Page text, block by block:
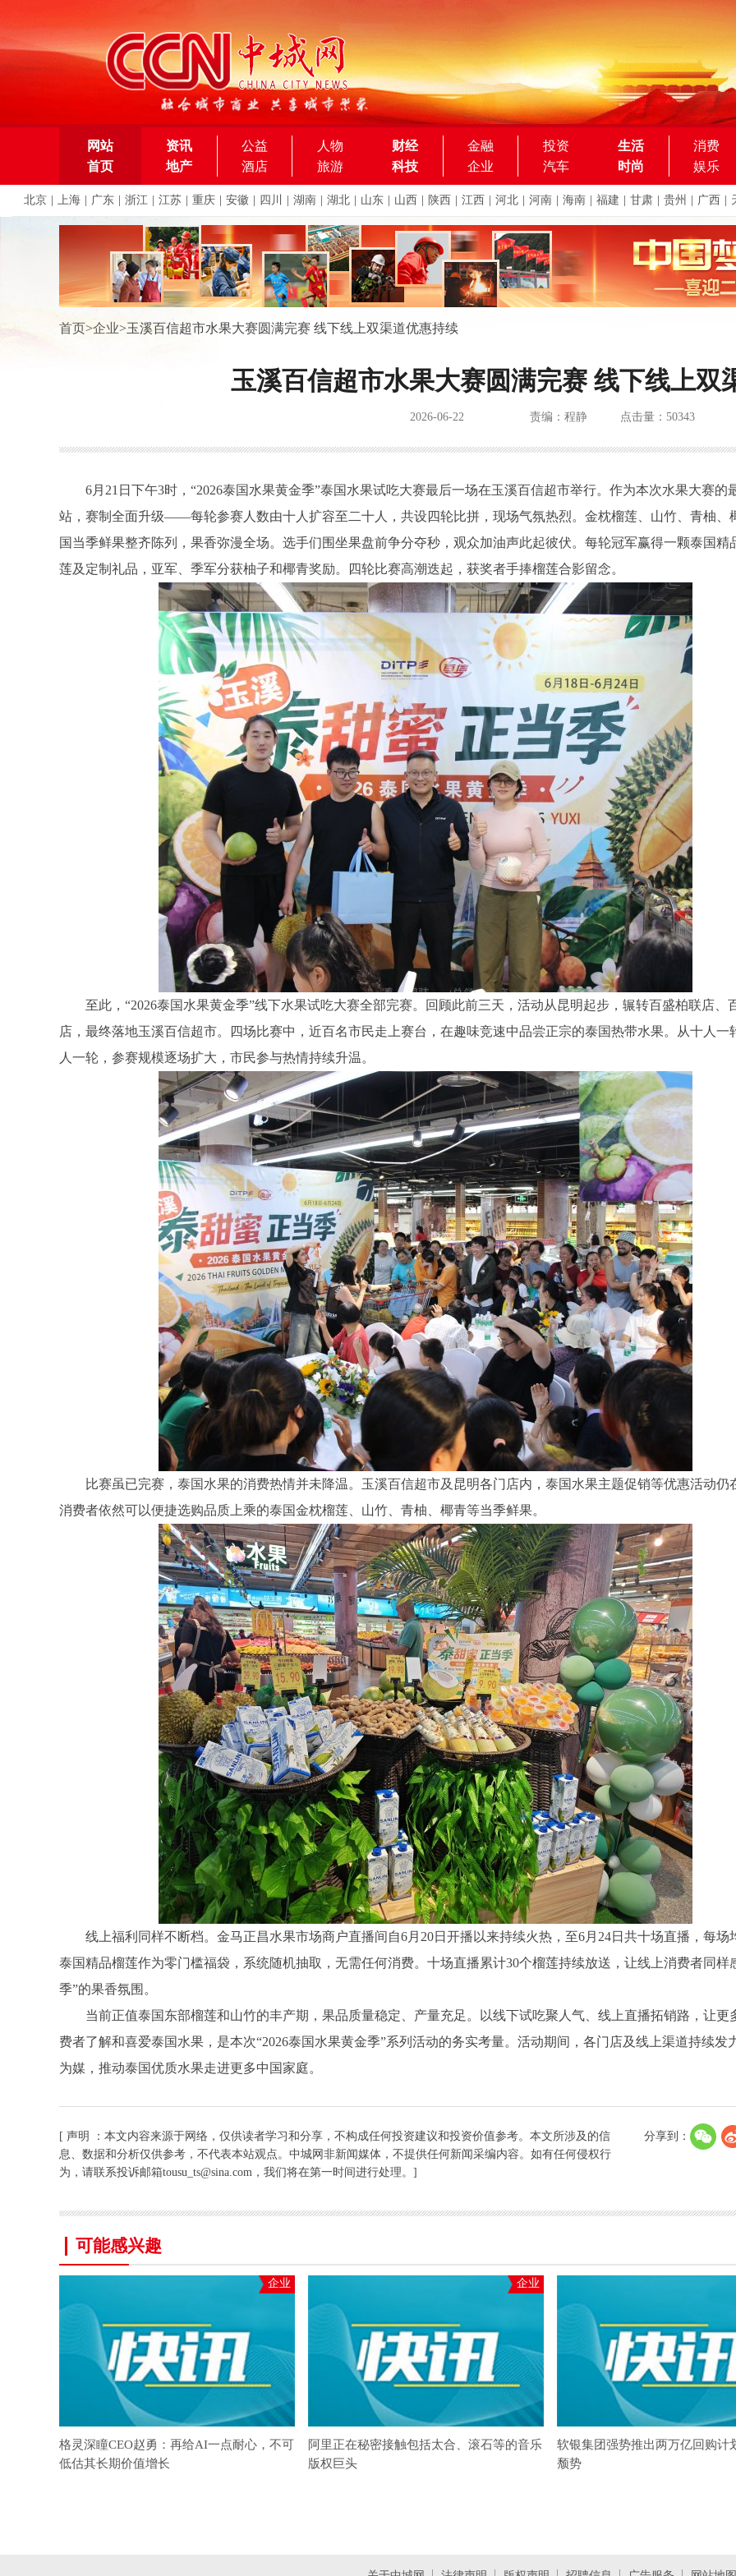
网站
首页
资讯 公益 人物 财经 金融 投资 生活
消费
地产
酒店 旅游 科技 企业 汽车 时尚 娱乐
北京 上海 广东 浙江 江苏 重庆 安徽 四川 湖南 湖北 山东 山西 陕西 江西 河北 河南 海南 福建 甘肃 贵州 广西
首页>企业>玉溪百信超市水果大赛圆满完赛 线下线上双渠道优惠持续
玉溪百信超市水果大赛圆满完赛 线下线上双
2026-06-22 责编：程静 点击量：50343
6月21日下午3时，“2026泰国水果黄金季”泰国水果试吃大赛最后一场在玉溪百信超市举行。作为本次水果大赛的
站，赛制全面升级——每轮参赛人数由十人扩容至二十人，共设四轮比拼，现场气氛热烈。金枕榴莲、山竹、青柚、
国当季鲜果整齐陈列，果香弥漫全场。选手们围坐果盘前争分夺秒，观众加油声此起彼伏。每轮冠军赢得一颗泰国精
莲及定制礼品，亚军、季军分获柚子和椰青奖励。四轮比赛高潮迭起，获奖者手捧榴莲合影留念。
至此，“2026泰国水果黄金季”线下水果试吃大赛全部完赛。回顾此前三天，活动从昆明起步，辗转百盛柏联店、
店，最终落地玉溪百信超市。四场比赛中，近百名市民走上赛台，在趣味竞速中品尝正宗的泰国热带水果。从十人一
人一轮，参赛规模逐场扩大，市民参与热情持续升温。
比赛虽已完赛，泰国水果的消费热情并未降温。玉溪百信超市及昆明各门店内，泰国水果主题促销等优惠活动仍
消费者依然可以便捷选购品质上乘的泰国金枕榴莲、山竹、青柚、椰青等当季鲜果。
线上福利同样不断档。金马正昌水果市场商户直播间自6月20日开播以来持续火热，至6月24日共十场直播，每场
泰国精品榴莲作为零门槛福袋，系统随机抽取，无需任何消费。十场直播累计30个榴莲持续放送，让线上消费者同样
季”的果香氛围。
当前正值泰国东部榴莲和山竹的丰产期，果品质量稳定、产量充足。以线下试吃聚人气、线上直播拓销路，让更
费者了解和喜爱泰国水果，是本次“2026泰国水果黄金季”系列活动的务实考量。活动期间，各门店及线上渠道持续发
为媒，推动泰国优质水果走进更多中国家庭。
分享到：
[ 声明 ：本文内容来源于网络，仅供读者学习和分享，不构成任何投资建议和投资价值参考。本文所涉及的信
息、数据和分析仅供参考，不代表本站观点。中城网非新闻媒体，不提供任何新闻采编内容。如有任何侵权行
为，请联系投诉邮箱tousu_ts@sina.com，我们将在第一时间进行处理。]
可能感兴趣
企业
格灵深瞳CEO赵勇：再给AI一点耐心，不可
低估其长期价值增长
企业
阿里正在秘密接触包括太合、滚石等的音乐
版权巨头
软银集团强势推出两万亿回购计
颓势